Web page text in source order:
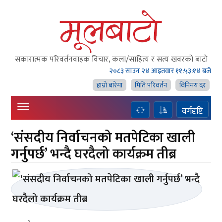
सकारात्मक परिवर्तनवाहक विचार, कला/साहित्य र सत्य खवरको बाटाे
२०८३ साउन २४ आइतवार११:५३:१४ बजे
हाम्राे बारेमा
मिति परिवर्तन विनिमय दर
वर्गदृष्टि
‘संसदीय निर्वाचनको मतपेटिका खाली
गर्नुपर्छ’ भन्दै घरदैलो कार्यक्रम तीब्र